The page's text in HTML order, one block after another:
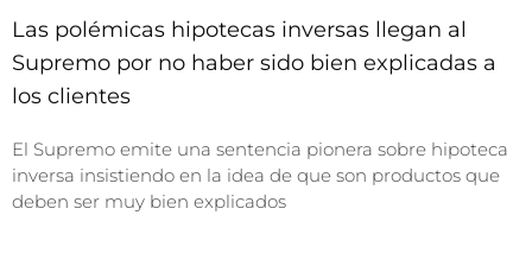
Las polémicas hipotecas inversas llegan al
Supremo por no haber sido bien explicadas a
los clientes
El Supremo emite una sentencia pionera sobre hipoteca
inversa insistiendo en la idea de que son productos que
deben ser muy bien explicados